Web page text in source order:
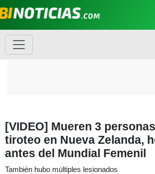
[VIDEO] Mueren 3
tiroteo en Nueva Zelanda,
antes del Mundial Femenil
También hubo múltiples lesionados